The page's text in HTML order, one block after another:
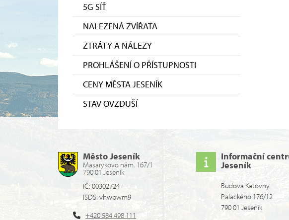
5G SÍŤ
NALEZENÁ ZVÍŘATA
ZTRÁTY A NÁLEZY
PROHLÁŠENÍ O PŘÍSTUPNOSTI
CENY MĚSTA JESENÍK
STAV OVZDUŠÍ
Město Jeseník
Masarykovo nám. 167/1
790 01 Jeseník
IČ: 00302724
ISDS: vhwbwm9
+420 584 498 111
Informační
Jeseník
Budova Katovny
Palackého 176/12
790 01 Jeseník